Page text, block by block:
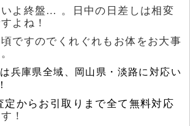
よ終盤… 。日中の日差しは相変
よね！
ですのでくれぐれもお体をお大事
は兵庫県全域、岡山県・淡路に対応い
定からお引取りまで全て無料対応
！